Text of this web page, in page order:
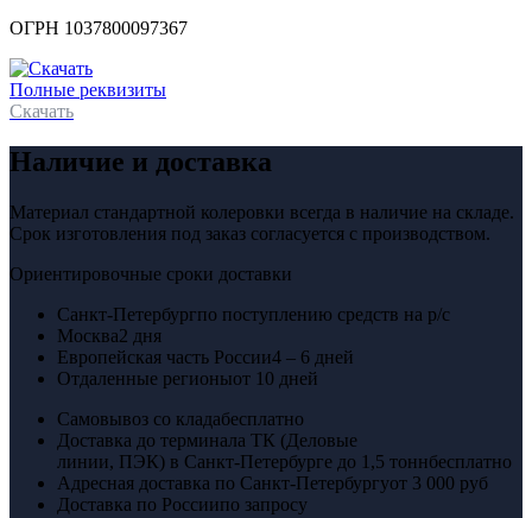
ОГРН 1037800097367
Полные реквизиты
Скачать
Наличие и доставка
Материал стандартной колеровки всегда в наличие на складе.
Срок изготовления под заказ согласуется с производством.
Ориентировочные сроки доставки
Санкт-Петербургпо поступлению средств на р/с
Москва2 дня
Европейская часть России4 – 6 дней
Отдаленные регионыот 10 дней
Самовывоз со кладабесплатно
Доставка до терминала ТК (Деловые
линии, ПЭК) в Санкт-Петербурге до 1,5 тоннбесплатно
Адресная доставка по Санкт-Петербургуот 3 000 руб
Доставка по Россиипо запросу